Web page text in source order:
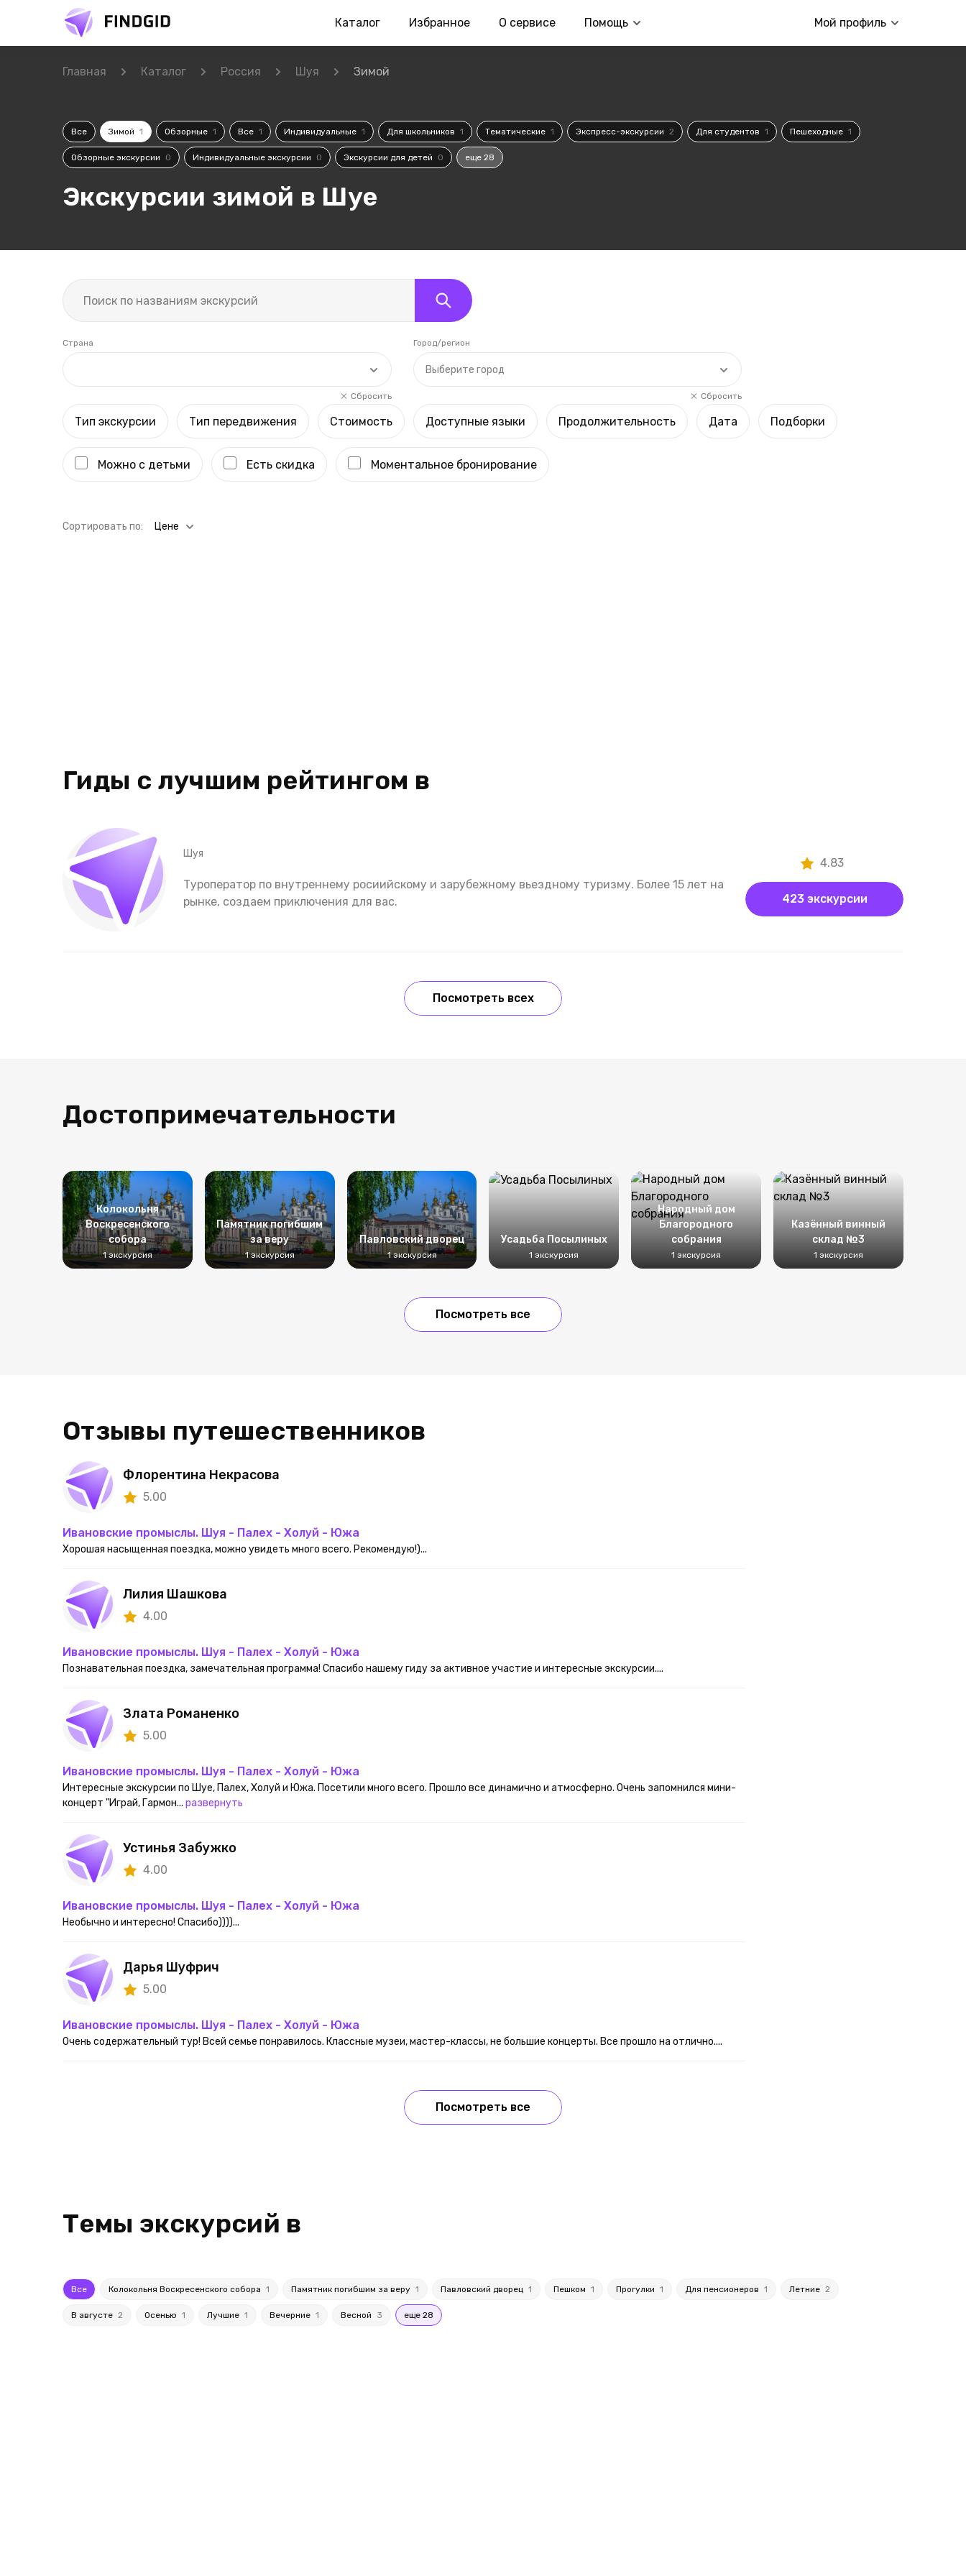
Каталог Избранное О сервисе Помощь Мой профиль
Главная Каталог Россия Шуя Зимой
Все Зимой 1 Обзорные 1 Все 1 Индивидуальные 1 Для школьников 1 Тематические 1 Экспресс-экскурсии 2 Для студентов 1 Пешеходные 1
Обзорные экскурсии 0 Индивидуальные экскурсии 0 Экскурсии для детей 0 еще 28
Экскурсии зимой в Шуе
Страна
Сбросить
Выберите город
Город/регион
Сбросить
Тип экскурсии Тип передвижения Стоимость Доступные языки Продолжительность Дата Подборки
Можно с детьми Есть скидка Моментальное бронирование
Cортировать по: Цене
Гиды с лучшим рейтингом в
Шуя
4.83
Туроператор по внутреннему росиийскому и зарубежному вьездному туризму. Более 15 лет на
рынке, создаем приключения для вас.
423 экскурсии
Посмотреть всех
Достопримечательности
Колокольня
Воскресенского
собора
1 экскурсия
Памятник погибшим
за веру
1 экскурсия
Павловский дворец
1 экскурсия
Усадьба Посылиных
1 экскурсия
Народный дом
Благородного
собрания
1 экскурсия
Казённый винный
склад №3
1 экскурсия
Посмотреть все
Отзывы путешественников
Флорентина Некрасова
5.00
Ивановские промыслы. Шуя - Палех - Холуй - Южа
Хорошая насыщенная поездка, можно увидеть много всего. Рекомендую!)...
Лилия Шашкова
4.00
Ивановские промыслы. Шуя - Палех - Холуй - Южа
Познавательная поездка, замечательная программа! Спасибо нашему гиду за активное участие и интересные экскурсии....
Злата Романенко
5.00
Ивановские промыслы. Шуя - Палех - Холуй - Южа
Интересные экскурсии по Шуе, Палех, Холуй и Южа. Посетили много всего. Прошло все динамично и атмосферно. Очень запомнился мини-
концерт "Играй, Гармон... развернуть
Устинья Забужко
4.00
Ивановские промыслы. Шуя - Палех - Холуй - Южа
Необычно и интересно! Спасибо))))...
Дарья Шуфрич
5.00
Ивановские промыслы. Шуя - Палех - Холуй - Южа
Очень содержательный тур! Всей семье понравилось. Классные музеи, мастер-классы, не большие концерты. Все прошло на отлично....
Посмотреть все
Темы экскурсий в
Все Колокольня Воскресенского собора 1 Памятник погибшим за веру 1 Павловский дворец 1 Пешком 1 Прогулки 1 Для пенсионеров 1 Летние 2
В августе 2 Осенью 1 Лучшие 1 Вечерние 1 Весной 3 еще 28